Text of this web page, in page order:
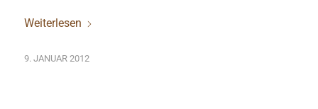
Weiterlesen
9. JANUAR 2012